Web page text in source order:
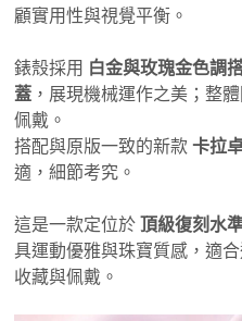
顧實用性與視覺平衡。
錶殼採用 白金與玫瑰金色調
蓋 ，展現機械運作之美；整
佩戴。
搭配與原版一致的新款卡拉
適，細節考究。
這是一款定位於 頂級復刻水
具運動優雅與珠寶質感，適
收藏與佩戴。